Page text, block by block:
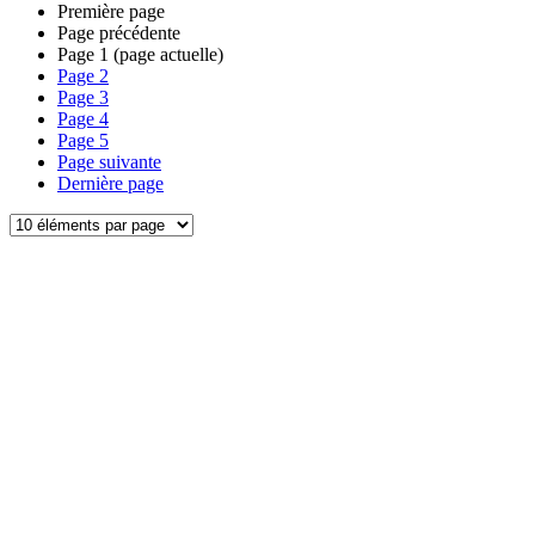
Première page
Page précédente
Page 1 (page actuelle)
Page 2
Page 3
Page 4
Page 5
Page suivante
Dernière page